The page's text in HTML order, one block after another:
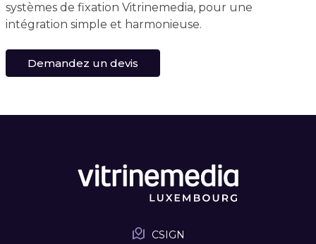
systèmes de fixation Vitrinemedia, pour une
intégration simple et harmonieuse.
Demandez un devis
CSIGN